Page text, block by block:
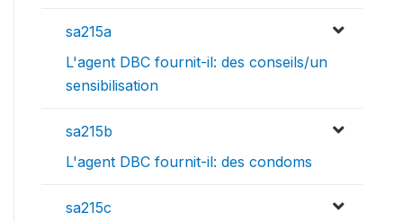
sa215a
L'agent DBC fournit-il: des conseils/un
sensibilisation
sa215b
L'agent DBC fournit-il: des condoms
sa215c